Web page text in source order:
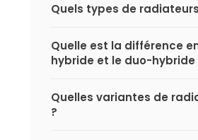
Quels types de
Quelle est la différence
hybride et le duo-hybride
Quelles variantes de
?